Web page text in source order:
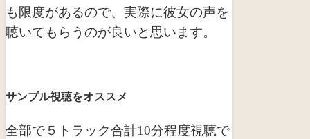
も限度があるので、実際に彼女の声を
聴いてもらうのが良いと思います。
サンプル視聴をオススメ
全部で５トラック合計10分程度視聴で